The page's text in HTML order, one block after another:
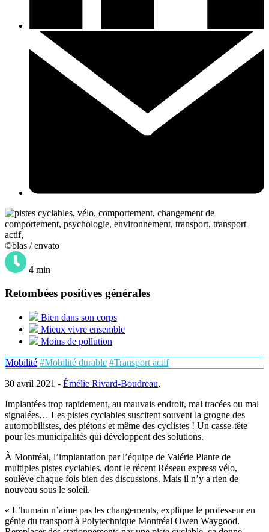
©blas / envato
4 min
Retombées positives générales
Bien dans son corps
Mieux vivre ensemble
Moins de pollution
Mobilité #Mobilité durable #Transport actif
30 avril 2021 - Émélie Rivard-Boudreau,
Implantées trop rapidement, au mauvais endroit, mal tracées ou mal
signalées… Les pistes cyclables suscitent souvent la grogne des
automobilistes, des piétons et même des cyclistes ! Un casse-tête
pour les municipalités qui développent des solutions.
À Montréal, l’implantation par l’équipe de Valérie Plante de
multiples pistes cyclables, dont le récent Réseau express vélo,
soulève chaque fois bien des discussions. Mais il n’y a rien de
nouveau sous le soleil.
« L’humain n’aime pas les changements, explique le professeur en
génie du transport à Polytechnique Montréal Owen Waygood.